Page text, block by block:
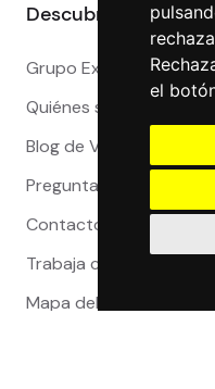
el
Descubre más
Grupo Exact
Quiénes somos
Blog de Viajeros
Preguntas Frecuentes
Contacto
Trabaja con nosotros
Mapa del sitio